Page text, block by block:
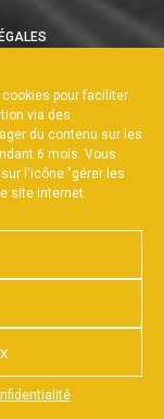
pour faciliter
via des
du contenu sur les
6 mois. Vous
l'icône "gérer les
site internet.